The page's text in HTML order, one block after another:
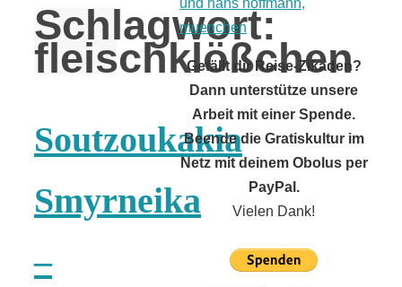
Schlagwort:
fleischklößchen
Soutzoukakia
Smyrneika
–
Gefällt dir Reise-Zikaden?
Dann unterstütze unsere
Arbeit mit einer Spende.
Beende die Gratiskultur im
Netz mit deinem Obolus per
PayPal.
Vielen Dank!